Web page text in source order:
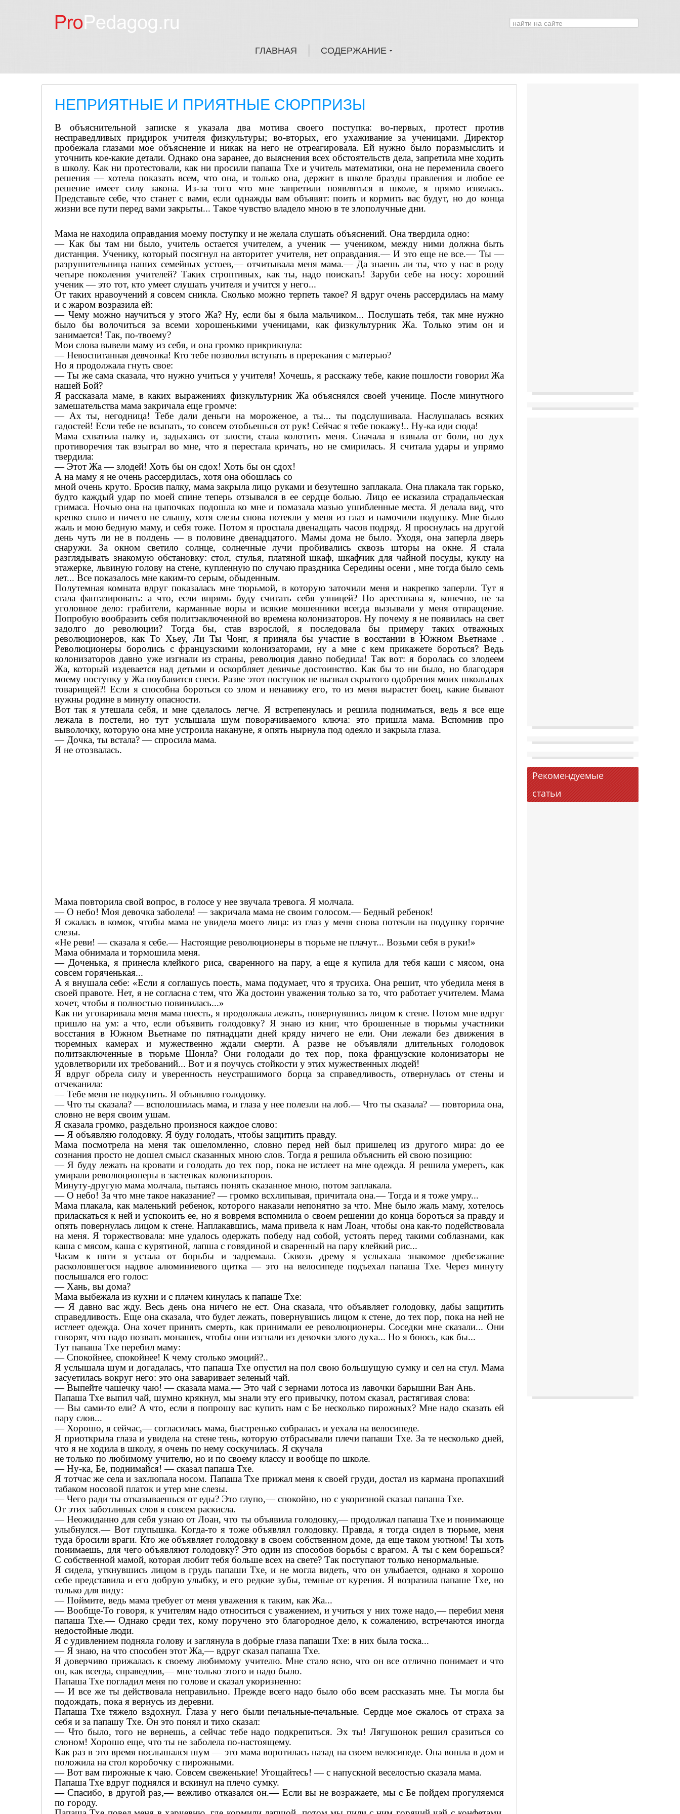
ГЛАВНАЯ СОДЕРЖАНИЕ
НЕПРИЯТНЫЕ И ПРИЯТНЫЕ СЮРПРИЗЫ
В объяснительной записке я указала два мотива своего поступка: во-первых, протест против
несправедливых придирок учителя физкультуры; во-вторых, его ухаживание за ученицами. Директор
пробежала глазами мое объяснение и никак на него не отреагировала. Ей нужно было поразмыслить и
уточнить кое-какие детали. Однако она заранее, до выяснения всех обстоятельств дела, запретила мне ходить
в школу. Как ни протестовали, как ни просили папаша Тхе и учитель математики, она не переменила своего
решения — хотела показать всем, что она, и только она, держит в школе бразды правления и любое ее
решение имеет силу закона. Из-за того что мне запретили появляться в школе, я прямо извелась.
Представьте себе, что станет с вами, если однажды вам объявят: поить и кормить вас будут, но до конца
жизни все пути перед вами закрыты... Такое чувство владело мною в те злополучные дни.
Мама не находила оправдания моему поступку и не желала слушать объяснений. Она твердила одно:
— Как бы там ни было, учитель остается учителем, а ученик — учеником, между ними должна быть
дистанция. Ученику, который посягнул на авторитет учителя, нет оправдания.— И это еще не все.— Ты —
разрушительница наших семейных устоев,— отчитывала меня мама.— Да знаешь ли ты, что у нас в роду
четыре поколения учителей? Таких строптивых, как ты, надо поискать! Заруби себе на носу: хороший
ученик — это тот, кто умеет слушать учителя и учится у него...
От таких нравоучений я совсем сникла. Сколько можно терпеть такое? Я вдруг очень рассердилась на маму
и с жаром возразила ей:
— Чему можно научиться у этого Жа? Ну, если бы я была мальчиком... Послушать тебя, так мне нужно
было бы волочиться за всеми хорошенькими ученицами, как физкультурник Жа. Только этим он и
занимается! Так, по-твоему?
Мои слова вывели маму из себя, и она громко прикрикнула:
— Невоспитанная девчонка! Кто тебе позволил вступать в пререкания с матерью?
Но я продолжала гнуть свое:
— Ты же сама сказала, что нужно учиться у учителя! Хочешь, я расскажу тебе, какие пошлости говорил Жа
нашей Бой?
Я рассказала маме, в каких выражениях физкультурник Жа объяснялся своей ученице. После минутного
замешательства мама закричала еще громче:
— Ах ты, негодница! Тебе дали деньги на мороженое, а ты... ты подслушивала. Наслушалась всяких
гадостей! Если тебе не всыпать, то совсем отобьешься от рук! Сейчас я тебе покажу!.. Ну-ка иди сюда!
Мама схватила палку и, задыхаясь от злости, стала колотить меня. Сначала я взвыла от боли, но дух
противоречия так взыграл во мне, что я перестала кричать, но не смирилась. Я считала удары и упрямо
твердила:
— Этот Жа — злодей! Хоть бы он сдох! Хоть бы он сдох!
А на маму я не очень рассердилась, хотя она обошлась со
мной очень круто. Бросив палку, мама закрыла лицо руками и безутешно заплакала. Она плакала так горько,
будто каждый удар по моей спине теперь отзывался в ее сердце болью. Лицо ее исказила страдальческая
гримаса. Ночью она на цыпочках подошла ко мне и помазала мазью ушибленные места. Я делала вид, что
крепко сплю и ничего не слышу, хотя слезы снова потекли у меня из глаз и намочили подушку. Мне было
жаль и мою бедную маму, и себя тоже. Потом я проспала двенадцать часов подряд. Я проснулась на другой
день чуть ли не в полдень — в половине двенадцатого. Мамы дома не было. Уходя, она заперла дверь
снаружи. За окном светило солнце, солнечные лучи пробивались сквозь шторы на окне. Я стала
разглядывать знакомую обстановку: стол, стулья, платяной шкаф, шкафчик для чайной посуды, куклу на
этажерке, львиную голову на стене, купленную по случаю праздника Середины осени , мне тогда было семь
лет... Все показалось мне каким-то серым, обыденным.
Полутемная комната вдруг показалась мне тюрьмой, в которую заточили меня и накрепко заперли. Тут я
стала фантазировать: а что, если впрямь буду считать себя узницей? Но арестована я, конечно, не за
уголовное дело: грабители, карманные воры и всякие мошенники всегда вызывали у меня отвращение.
Попробую вообразить себя политзаключенной во времена колонизаторов. Ну почему я не появилась на свет
задолго до революции? Тогда бы, став взрослой, я последовала бы примеру таких отважных
революционеров, как То Хьеу, Ли Ты Чонг, я приняла бы участие в восстании в Южном Вьетнаме .
Революционеры боролись с французскими колонизаторами, ну а мне с кем прикажете бороться? Ведь
колонизаторов давно уже изгнали из страны, революция давно победила! Так вот: я боролась со злодеем
Жа, который издевается над детьми и оскорбляет девичье достоинство. Как бы то ни было, но благодаря
моему поступку у Жа поубавится спеси. Разве этот поступок не вызвал скрытого одобрения моих школьных
товарищей?! Если я способна бороться со злом и ненавижу его, то из меня вырастет боец, какие бывают
нужны родине в минуту опасности.
Вот так я утешала себя, и мне сделалось легче. Я встрепенулась и решила подниматься, ведь я все еще
лежала в постели, но тут услышала шум поворачиваемого ключа: это пришла мама. Вспомнив про
выволочку, которую она мне устроила накануне, я опять нырнула под одеяло и закрыла глаза.
— Дочка, ты встала? — спросила мама.
Я не отозвалась.
Мама повторила свой вопрос, в голосе у нее звучала тревога. Я молчала.
— О небо! Моя девочка заболела! — закричала мама не своим голосом.— Бедный ребенок!
Я сжалась в комок, чтобы мама не увидела моего лица: из глаз у меня снова потекли на подушку горячие
слезы.
«Не реви! — сказала я себе.— Настоящие революционеры в тюрьме не плачут... Возьми себя в руки!»
Мама обнимала и тормошила меня.
— Доченька, я принесла клейкого риса, сваренного на пару, а еще я купила для тебя каши с мясом, она
совсем горяченькая...
А я внушала себе: «Если я соглашусь поесть, мама подумает, что я трусиха. Она решит, что убедила меня в
своей правоте. Нет, я не согласна с тем, что Жа достоин уважения только за то, что работает учителем. Мама
хочет, чтобы я полностью повинилась...»
Как ни уговаривала меня мама поесть, я продолжала лежать, повернувшись лицом к стене. Потом мне вдруг
пришло на ум: а что, если объявить голодовку? Я знаю из книг, что брошенные в тюрьмы участники
восстания в Южном Вьетнаме по пятнадцати дней кряду ничего не ели. Они лежали без движения в
тюремных камерах и мужественно ждали смерти. А разве не объявляли длительных голодовок
политзаключенные в тюрьме Шонла? Они голодали до тех пор, пока французские колонизаторы не
удовлетворили их требований... Вот и я поучусь стойкости у этих мужественных людей!
Я вдруг обрела силу и уверенность неустрашимого борца за справедливость, отвернулась от стены и
отчеканила:
— Тебе меня не подкупить. Я объявляю голодовку.
— Что ты сказала? — всполошилась мама, и глаза у нее полезли на лоб.— Что ты сказала? — повторила она,
словно не веря своим ушам.
Я сказала громко, раздельно произнося каждое слово:
— Я объявляю голодовку. Я буду голодать, чтобы защитить правду.
Мама посмотрела на меня так ошеломленно, словно перед ней был пришелец из другого мира: до ее
сознания просто не дошел смысл сказанных мною слов. Тогда я решила объяснить ей свою позицию:
— Я буду лежать на кровати и голодать до тех пор, пока не истлеет на мне одежда. Я решила умереть, как
умирали революционеры в застенках колонизаторов.
Минуту-другую мама молчала, пытаясь понять сказанное мною, потом заплакала.
— О небо! За что мне такое наказание? — громко всхлипывая, причитала она.— Тогда и я тоже умру...
Мама плакала, как маленький ребенок, которого наказали непонятно за что. Мне было жаль маму, хотелось
приласкаться к ней и успокоить ее, но я вовремя вспомнила о своем решении до конца бороться за правду и
опять повернулась лицом к стене. Наплакавшись, мама привела к нам Лоан, чтобы она как-то подействовала
на меня. Я торжествовала: мне удалось одержать победу над собой, устоять перед такими соблазнами, как
каша с мясом, каша с курятиной, лапша с говядиной и сваренный на пару клейкий рис...
Часам к пяти я устала от борьбы и задремала. Сквозь дрему я услыхала знакомое дребезжание
расколовшегося надвое алюминиевого щитка — это на велосипеде подъехал папаша Тхе. Через минуту
послышался его голос:
— Хань, вы дома?
Мама выбежала из кухни и с плачем кинулась к папаше Тхе:
— Я давно вас жду. Весь день она ничего не ест. Она сказала, что объявляет голодовку, дабы защитить
справедливость. Еще она сказала, что будет лежать, повернувшись лицом к стене, до тех пор, пока на ней не
истлеет одежда. Она хочет принять смерть, как принимали ее революционеры. Соседки мне сказали... Они
говорят, что надо позвать монашек, чтобы они изгнали из девочки злого духа... Но я боюсь, как бы...
Тут папаша Тхе перебил маму:
— Спокойнее, спокойнее! К чему столько эмоций?..
Я услышала шум и догадалась, что папаша Тхе опустил на пол свою большущую сумку и сел на стул. Мама
засуетилась вокруг него: это она заваривает зеленый чай.
— Выпейте чашечку чаю! — сказала мама.— Это чай с зернами лотоса из лавочки барышни Ван Ань.
Папаша Тхе выпил чай, шумно крякнул, мы знали эту его привычку, потом сказал, растягивая слова:
— Вы сами-то ели? А что, если я попрошу вас купить нам с Бе несколько пирожных? Мне надо сказать ей
пару слов...
— Хорошо, я сейчас,— согласилась мама, быстренько собралась и уехала на велосипеде.
Я приоткрыла глаза и увидела на стене тень, которую отбрасывали плечи папаши Тхе. За те несколько дней,
что я не ходила в школу, я очень по нему соскучилась. Я скучала
не только по любимому учителю, но и по своему классу и вообще по школе.
— Ну-ка, Бе, поднимайся! — сказал папаша Тхе.
Я тотчас же села и захлюпала носом. Папаша Тхе прижал меня к своей груди, достал из кармана пропахший
табаком носовой платок и утер мне слезы.
— Чего ради ты отказываешься от еды? Это глупо,— спокойно, но с укоризной сказал папаша Тхе.
От этих заботливых слов я совсем раскисла.
— Неожиданно для себя узнаю от Лоан, что ты объявила голодовку,— продолжал папаша Тхе и понимающе
улыбнулся.— Вот глупышка. Когда-то я тоже объявлял голодовку. Правда, я тогда сидел в тюрьме, меня
туда бросили враги. Кто же объявляет голодовку в своем собственном доме, да еще таком уютном! Ты хоть
понимаешь, для чего объявляют голодовку? Это один из способов борьбы с врагом. А ты с кем борешься?
С собственной мамой, которая любит тебя больше всех на свете? Так поступают только ненормальные.
Я сидела, уткнувшись лицом в грудь папаши Тхе, и не могла видеть, что он улыбается, однако я хорошо
себе представила и его добрую улыбку, и его редкие зубы, темные от курения. Я возразила папаше Тхе, но
только для виду:
— Поймите, ведь мама требует от меня уважения к таким, как Жа...
— Вообще-То говоря, к учителям надо относиться с уважением, и учиться у них тоже надо,— перебил меня
папаша Тхе.— Однако среди тех, кому поручено это благородное дело, к сожалению, встречаются иногда
недостойные люди.
Я с удивлением подняла голову и заглянула в добрые глаза папаши Тхе: в них была тоска...
— Я знаю, на что способен этот Жа,— вдруг сказал папаша Тхе.
Я доверчиво прижалась к своему любимому учителю. Мне стало ясно, что он все отлично понимает и что
он, как всегда, справедлив,— мне только этого и надо было.
Папаша Тхе погладил меня по голове и сказал укоризненно:
— И все же ты действовала неправильно. Прежде всего надо было обо всем рассказать мне. Ты могла бы
подождать, пока я вернусь из деревни.
Папаша Тхе тяжело вздохнул. Глаза у него были печальные-печальные. Сердце мое сжалось от страха за
себя и за папашу Тхе. Он это понял и тихо сказал:
— Что было, того не вернешь, а сейчас тебе надо подкрепиться. Эх ты! Лягушонок решил сразиться со
слоном! Хорошо еще, что ты не заболела по-настоящему.
Как раз в это время послышался шум — это мама воротилась назад на своем велосипеде. Она вошла в дом и
положила на стол коробочку с пирожными.
— Вот вам пирожные к чаю. Совсем свеженькие! Угощайтесь! — с напускной веселостью сказала мама.
Папаша Тхе вдруг поднялся и вскинул на плечо сумку.
— Спасибо, в другой раз,— вежливо отказался он.— Если вы не возражаете, мы с Бе пойдем прогуляемся
по городу.
Рекомендуемые
статьи